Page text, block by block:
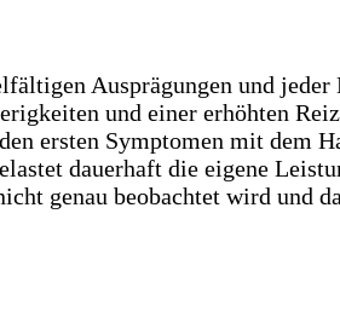
Ausprägungen und jeder
und einer erhöhten
ersten Symptomen mit dem
dauerhaft die eigene
genau beobachtet wird und